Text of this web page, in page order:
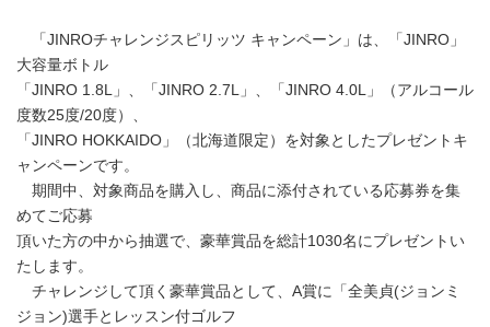
「JINROチャレンジスピリッツ キャンペーン」は、「JINRO」
大容量ボトル
「JINRO 1.8L」、「JINRO 2.7L」、「JINRO 4.0L」（アルコール
度数25度/20度）、
「JINRO HOKKAIDO」（北海道限定）を対象としたプレゼントキ
ャンペーンです。
期間中、対象商品を購入し、商品に添付されている応募券を集
めてご応募
頂いた方の中から抽選で、豪華賞品を総計1030名にプレゼントい
たします。
チャレンジして頂く豪華賞品として、A賞に「全美貞(ジョンミ
ジョン)選手とレッスン付ゴルフ